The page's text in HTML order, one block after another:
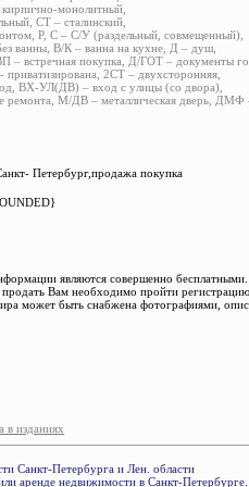
монолитный,
СТ – сталинский,
Р, С – С/У (раздельный, совмещенный),
ванны, В/К – ванна на кухне, Д – душ,
встречная покупка, Д/ГОТ – документы
2СТ – двухсторонняя,
ВХ-УЛ(ДВ) – вход с улицы (со двора),
М/ДВ – металлическая дверь, ДМФ
Петербург,продажа покупка
являются совершенно
Вам необходимо пройти
может быть снабжена фотографиями,
в изданиях
Санкт-Петербурга и Лен. области
аренде недвижимости в Санкт-Петербурге.